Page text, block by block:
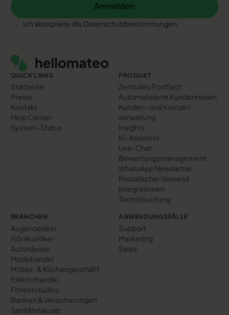
Anmelden
Anmelden
Ich akzeptiere die Datenschutzbestimmungen.
QUICK LINKS
Startseite
Preise
Kontakt
Help Center
System-Status
PRODUKT
Zentrales Postfach
Automatisierte Kundenreisen
Kunden- und Kontakt­
verwaltung
Insights
KI-Assistent
Live-Chat
Bewertungs­management
WhatsApp Newsletter
Postalischer Versand
Integrationen
Terminbuchung
BRANCHEN
Augenoptiker
Hörakustiker
Autohäuser
Modehandel
Möbel- & Küchengeschäft
Elektrohandel
Fitnessstudios
Banken & Versicherungen
Sanitätshäuser
ANWENDUNGSFÄLLE
Support
Marketing
Sales